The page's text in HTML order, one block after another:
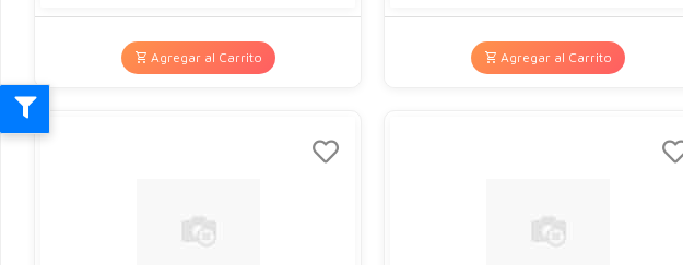
Agregar al Carrito Agregar al Carrito